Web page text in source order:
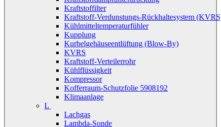
Kraftstoffilter
Kraftstoff-Verdunstungs-Rückhaltesystem
Kühlmitteltemperaturfühler
Kupplung
Kurbelgehäuseentlüftung (Blow-By)
KVRS
Kraftstoff-Verteilerrohr
Kühlflüssigkeit
Kompressor
Kofferraum-Schutzfolie 5908192
Klimaanlage
L
Lachgas
Lambda-Sonde